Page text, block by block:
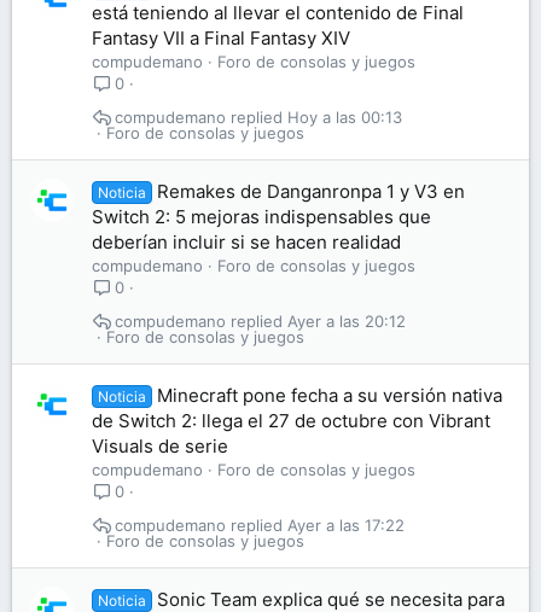
está teniendo al llevar el contenido de Final
Fantasy VII a Final Fantasy XIV
compudemano
Foro de consolas y juegos
0
Foro de consolas y juegos
Hoy a las 00:13
compudemano
Noticia
Remakes de Danganronpa 1 y V3 en
Switch 2: 5 mejoras indispensables que
deberían incluir si se hacen realidad
compudemano
Foro de consolas y juegos
0
Foro de consolas y juegos
Ayer a las 20:12
compudemano
Noticia
Minecraft pone fecha a su versión nativa
de Switch 2: llega el 27 de octubre con Vibrant
Visuals de serie
compudemano
Foro de consolas y juegos
0
Foro de consolas y juegos
Ayer a las 17:22
compudemano
Noticia
Sonic Team explica qué se necesita para